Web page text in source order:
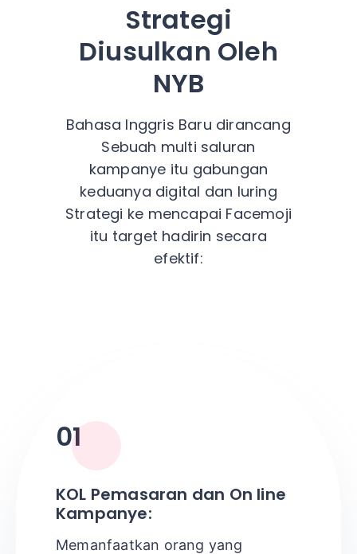
Strategi
Diusulkan Oleh
NYB
Bahasa Inggris Baru dirancang
Sebuah multi saluran
kampanye itu gabungan
keduanya digital dan luring
Strategi ke mencapai Facemoji
itu target hadirin secara
efektif:
01
KOL Pemasaran dan On line
Kampanye:
Memanfaatkan orang yang